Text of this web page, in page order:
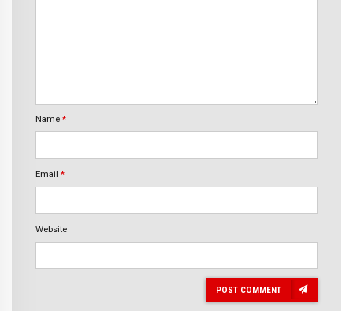
Name *
Email *
Website
POST COMMENT